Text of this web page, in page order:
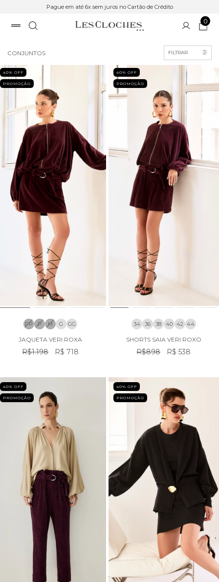
Pague em até 6x sem juros no Cartão de Crédito
0
Início > SALE
CONJUNTOS FILTRAR
40% OFF
PROMOÇÃO
PP P M G GG
JAQUETA VERI ROXA
R$1.198 R$ 718
40% OFF
PROMOÇÃO
34 36 38 40 42 44
SHORTS SAIA VERI ROXO
R$898 R$ 538
40% OFF
PROMOÇÃO
40% OFF
PROMOÇÃO